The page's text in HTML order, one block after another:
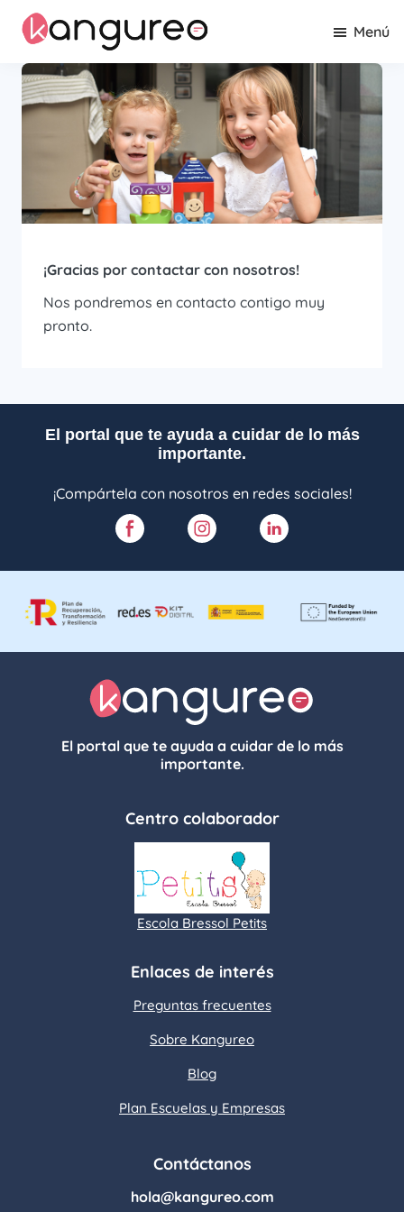
Saltar
contenido
principal
Saltar
página
Kangureo
La
comunidad
de
profesionales
Barcelona
Menú
¡Gracias por contactar con nosotros!
Nos pondremos en contacto contigo muy
pronto.
El portal que te ayuda a cuidar de lo más
importante.
¡Compártela con nosotros en redes sociales!
El portal que te ayuda a cuidar de lo más
importante.
Centro colaborador
Escola Bressol Petits
Enlaces de interés
Preguntas frecuentes
Sobre Kangureo
Blog
Plan Escuelas y Empresas
Contáctanos
hola@kangureo.com